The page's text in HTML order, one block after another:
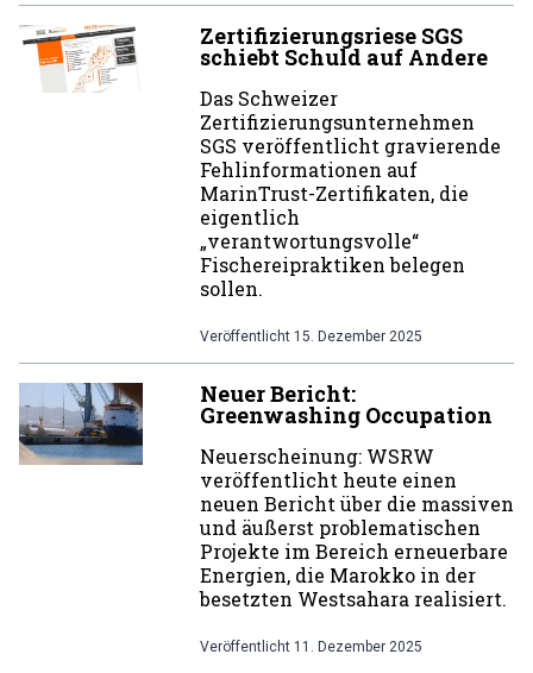
Zertifizierungsriese SGS
schiebt Schuld auf Andere
Das Schweizer
Zertifizierungsunternehmen
SGS veröffentlicht gravierende
Fehlinformationen auf
MarinTrust-Zertifikaten, die
eigentlich
„verantwortungsvolle“
Fischereipraktiken belegen
sollen.
Veröffentlicht 15. Dezember 2025
Neuer Bericht:
Greenwashing Occupation
Neuerscheinung: WSRW
veröffentlicht heute einen
neuen Bericht über die massiven
und äußerst problematischen
Projekte im Bereich erneuerbare
Energien, die Marokko in der
besetzten Westsahara realisiert.
Veröffentlicht 11. Dezember 2025